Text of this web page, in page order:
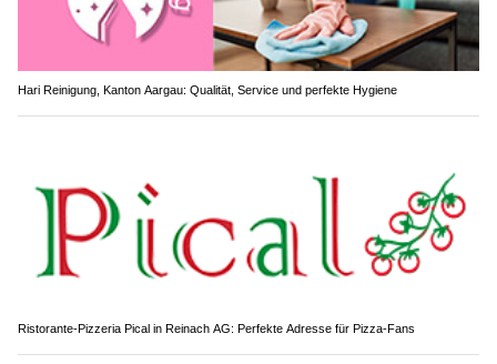
Hari Reinigung, Kanton Aargau: Qualität, Service und perfekte Hygiene
Ristorante-Pizzeria Pical in Reinach AG: Perfekte Adresse für Pizza-Fans